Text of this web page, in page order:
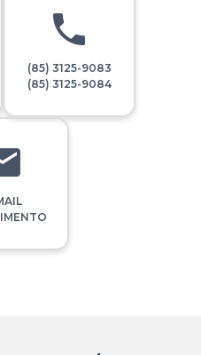
(85) 3125-9083
(85) 3125-9084